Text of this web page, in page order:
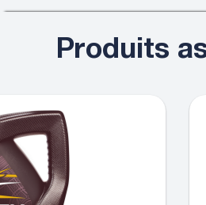
Produits